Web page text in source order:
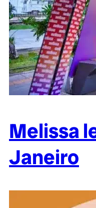
Melissa
Janeiro